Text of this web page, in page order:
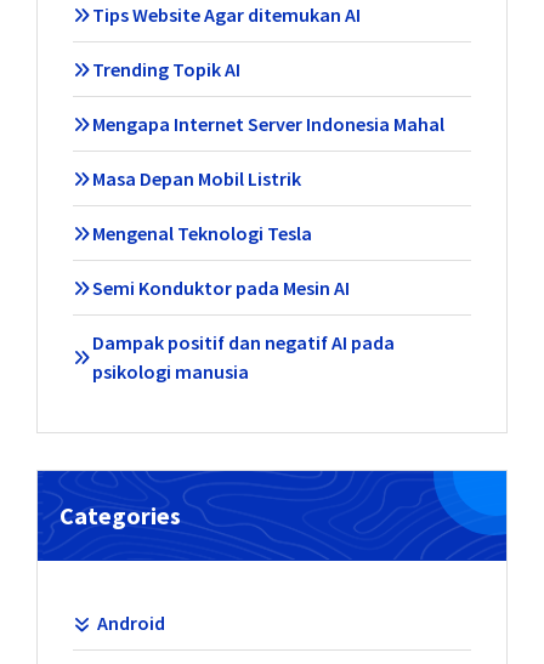
Tips Website Agar ditemukan AI
Trending Topik AI
Mengapa Internet Server Indonesia Mahal
Masa Depan Mobil Listrik
Mengenal Teknologi Tesla
Semi Konduktor pada Mesin AI
Dampak positif dan negatif AI pada
psikologi manusia
Categories
Android